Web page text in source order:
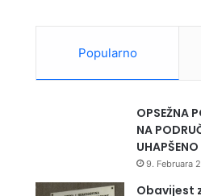
Popularno
OPSEŽNA
NA
9. Februara
Obavijest